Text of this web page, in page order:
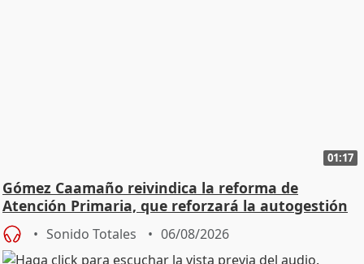
01:17
Gómez Caamaño reivindica la reforma de
Atención Primaria, que reforzará la autogestión
Sonido Totales 06/08/2026